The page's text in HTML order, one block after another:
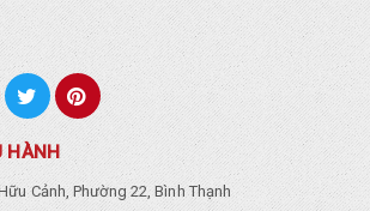
HÀNH
Cảnh, Phường 22, Bình Thạnh